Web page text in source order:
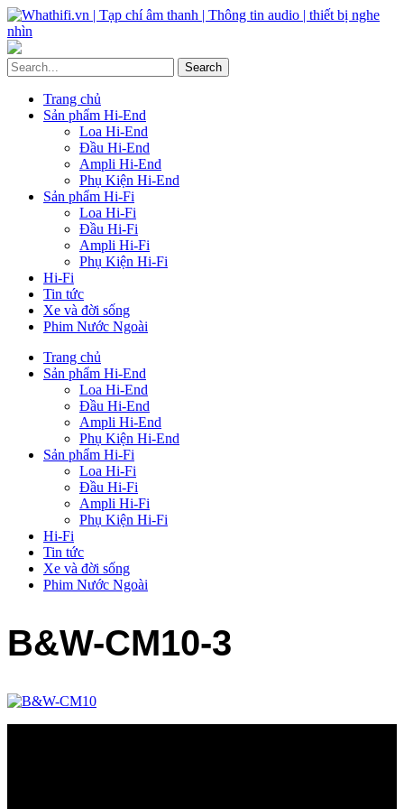
Trang chủ
Sản phẩm Hi-End
Loa Hi-End
Đầu Hi-End
Ampli Hi-End
Phụ Kiện Hi-End
Sản phẩm Hi-Fi
Loa Hi-Fi
Đầu Hi-Fi
Ampli Hi-Fi
Phụ Kiện Hi-Fi
Hi-Fi
Tin tức
Xe và đời sống
Phim Nước Ngoài
Trang chủ
Sản phẩm Hi-End
Loa Hi-End
Đầu Hi-End
Ampli Hi-End
Phụ Kiện Hi-End
Sản phẩm Hi-Fi
Loa Hi-Fi
Đầu Hi-Fi
Ampli Hi-Fi
Phụ Kiện Hi-Fi
Hi-Fi
Tin tức
Xe và đời sống
Phim Nước Ngoài
B&W-CM10-3